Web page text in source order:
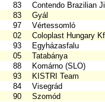
83
Contendo Brazilian
83
Gyál
97
Vértessomló
02
Coloplast Hungary
93
Egyházasfalu
05
Tatabánya
88
Komárno (SLO)
93
KISTRI Team
84
Visegrád
90 Szomód